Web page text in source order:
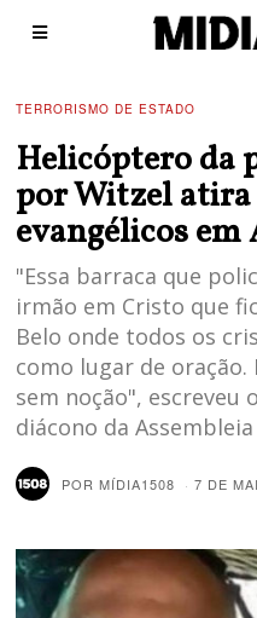
TERRORISMO DE ESTADO
Helicóptero da
por Witzel atira
evangélicos em
"Essa barraca que
irmão em Cristo que
Belo onde todos os
como lugar de
sem noção", escreveu
diácono da Assembleia
PORMÍDIA1508 7 DE